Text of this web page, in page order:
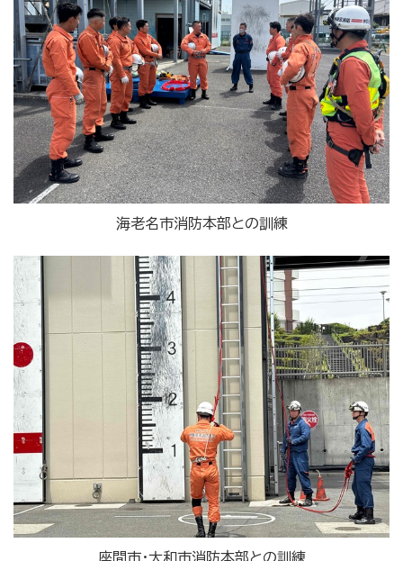
海老名市消防本部との訓練
座間市・大和市消防本部との訓練